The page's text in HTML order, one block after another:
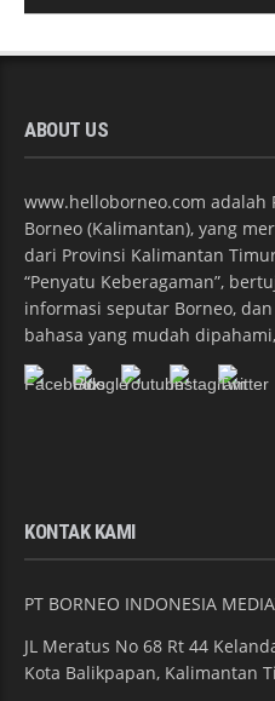
ABOUT US
www.helloborneo.com adalah
Borneo (Kalimantan), yang
dari Provinsi Kalimantan
“Penyatu Keberagaman”,
informasi seputar Borneo,
bahasa yang mudah
KONTAK KAMI
PT BORNEO INDONESIA
JL Meratus No 68 Rt 44
Kota Balikpapan, Kalimantan